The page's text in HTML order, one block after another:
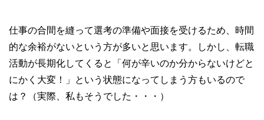
仕事の合間を縫って選考の準備や面接を受けるため、時間
的な余裕がないという方が多いと思います。しかし、転職
活動が長期化してくると「何が辛いのか分からないけどと
にかく大変！」という状態になってしまう方もいるので
は？（実際、私もそうでした・・・）